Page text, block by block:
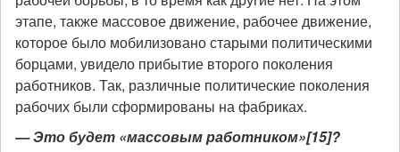
этапе, также массовое движение, рабочее движение,
которое было мобилизовано старыми политическими
борцами, увидело прибытие второго поколения
работников. Так, различные политические поколения
рабочих были сформированы на фабриках.
— Это будет «массовым работником»[15]?